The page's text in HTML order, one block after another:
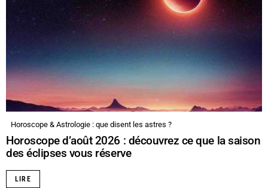
Horoscope & Astrologie : que disent les astres ?
Horoscope d’août 2026 : découvrez ce que la saison
des éclipses vous réserve
LIRE